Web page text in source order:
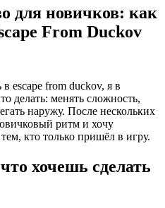
для новичков: как
From Duckov
в escape from duckov, я в
делать: менять сложность,
наружу. После нескольких
ритм и хочу
кто только пришёл в игру.
хочешь сделать